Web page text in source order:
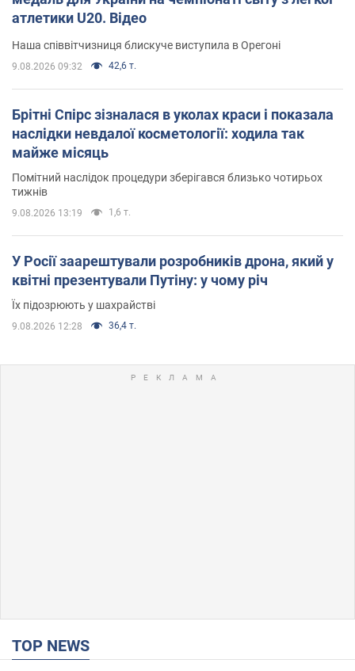
атлетики U20. Відео
Наша співвітчизниця блискуче виступила в Орегоні
9.08.2026 09:32 42,6 т.
Брітні Спірс зізналася в уколах краси і показала
наслідки невдалої косметології: ходила так
майже місяць
Помітний наслідок процедури зберігався близько чотирьох
тижнів
9.08.2026 13:19 1,6 т.
У Росії заарештували розробників дрона, який у
квітні презентували Путіну: у чому річ
Їх підозрюють у шахрайстві
9.08.2026 12:28 36,4 т.
TOP NEWS